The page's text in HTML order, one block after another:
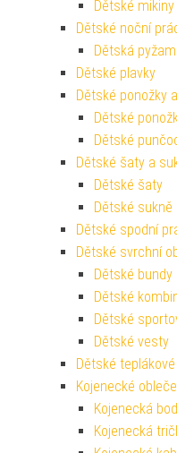
Dětské mikiny
Dětské noční
Dětská
Dětské plavky
Dětské ponožky
Dětské
Dětské
Dětské šaty a
Dětské šaty
Dětské sukně
Dětské spodní
Dětské svrchní
Dětské bundy
Dětské
Dětské
Dětské vesty
Dětské
Kojenecké
Kojenecká
Kojenecká